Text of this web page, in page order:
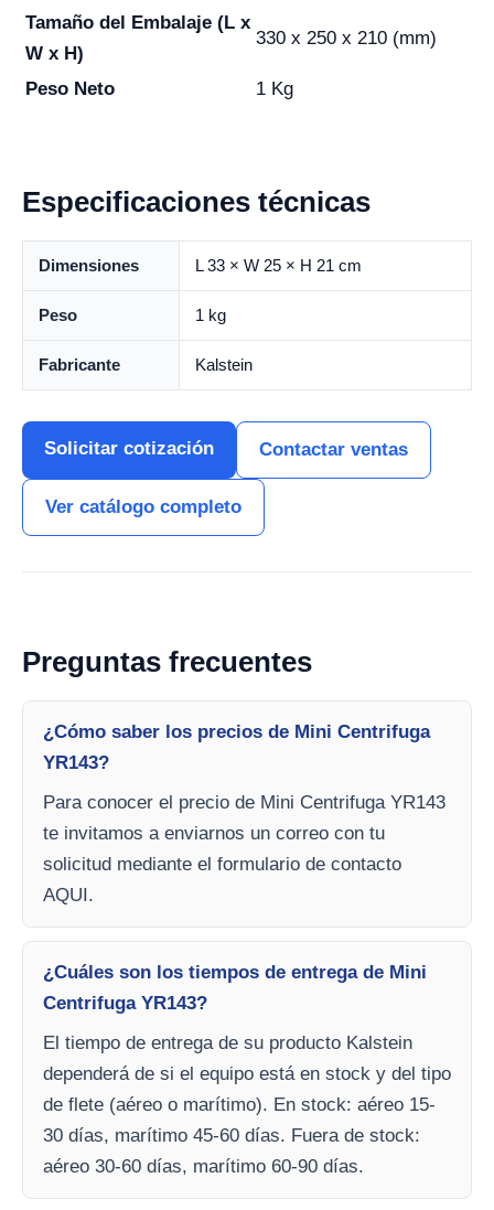
Tamaño del Embalaje (L x
W x H)
330 x 250 x 210 (mm)
Peso Neto 1 Kg
Especificaciones técnicas
Dimensiones L 33 × W 25 × H 21 cm
Peso 1 kg
Fabricante Kalstein
Solicitar cotización Contactar ventas
Ver catálogo completo
Preguntas frecuentes
¿Cómo saber los precios de Mini Centrifuga
YR143?
Para conocer el precio de Mini Centrifuga YR143
te invitamos a enviarnos un correo con tu
solicitud mediante el formulario de contacto
AQUI.
¿Cuáles son los tiempos de entrega de Mini
Centrifuga YR143?
El tiempo de entrega de su producto Kalstein
dependerá de si el equipo está en stock y del tipo
de flete (aéreo o marítimo). En stock: aéreo 15-
30 días, marítimo 45-60 días. Fuera de stock:
aéreo 30-60 días, marítimo 60-90 días.